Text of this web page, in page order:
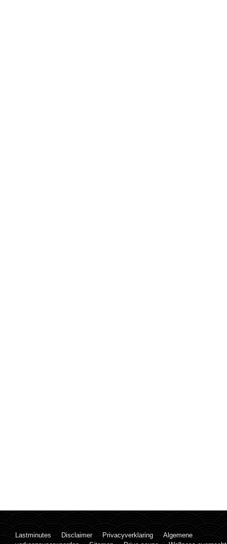
Lastminutes Disclaimer Privacyverklaring
Algemene